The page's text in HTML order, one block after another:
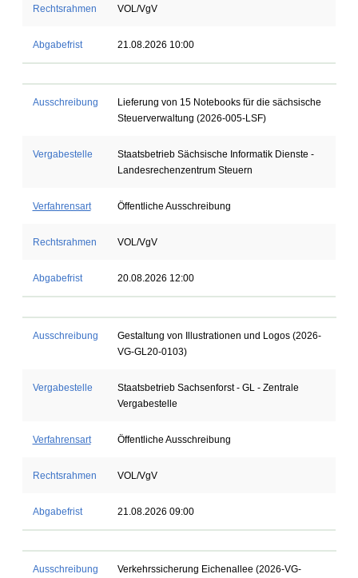
Rechtsrahmen VOL/VgV
Abgabefrist 21.08.2026 10:00
Ausschreibung
Lieferung von 15 Notebooks für die sächsische
Steuerverwaltung (2026-005-LSF)
Vergabestelle
Staatsbetrieb Sächsische Informatik Dienste -
Landesrechenzentrum Steuern
Verfahrensart Öffentliche Ausschreibung
Rechtsrahmen VOL/VgV
Abgabefrist 20.08.2026 12:00
Ausschreibung
Gestaltung von Illustrationen und Logos (2026-
VG-GL20-0103)
Vergabestelle
Staatsbetrieb Sachsenforst - GL - Zentrale
Vergabestelle
Verfahrensart Öffentliche Ausschreibung
Rechtsrahmen VOL/VgV
Abgabefrist 21.08.2026 09:00
Ausschreibung Verkehrssicherung Eichenallee (2026-VG-